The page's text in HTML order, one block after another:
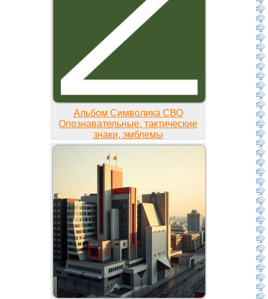
Альбом Символика СВО
Опознавательные, тактические
знаки, эмблемы